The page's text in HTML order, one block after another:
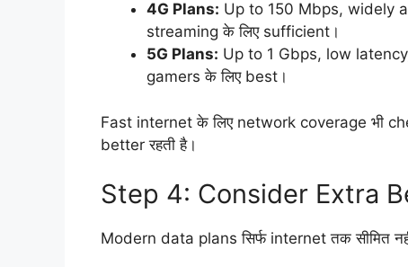
4G Plans: Up to 150 Mbps, widely
streaming के लिए sufficient।
5G Plans: Up to 1 Gbps, low
gamers के लिए best।
Fast internet के लिए network coverage भी
better रहती है।
Step 4: Consider Extra
Modern data plans सिर्फ internet तक सीमित